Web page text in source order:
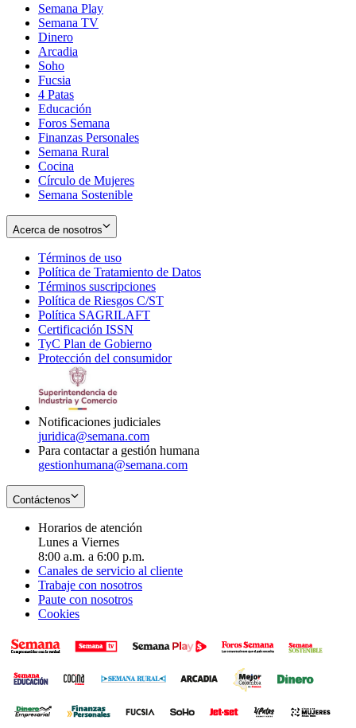
Semana Play
Semana TV
Dinero
Arcadia
Soho
in
new
window
Fucsia
in
new
window
4 Patas
Educación
Foros Semana
Finanzas Personales
Semana Rural
Cocina
Círculo de Mujeres
Semana Sostenible
Acerca de nosotros
Términos de uso
in
new
window
Política de Tratamiento de Datos
Términos suscripciones
in
Política de Riesgos C/ST
Política SAGRILAFT
new
window
Certificación ISSN
in
new
TyC Plan de Gobierno
in
Protección del consumidorOpens
Notificaciones judiciales
juridica@semana.com
Para contactar a gestión humana
gestionhumana@semana.com
Contáctenos
Horarios de atención
Lunes a Viernes
8:00 a.m. a 6:00 p.m.
Canales de servicio al cliente
Trabaje con nosotros
Paute con nosotros
Cookies